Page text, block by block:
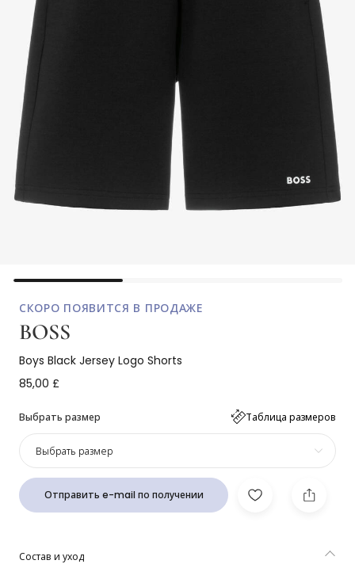
СКОРО ПОЯВИТСЯ В ПРОДАЖЕ
BOSS
Boys Black Jersey Logo Shorts
85,00 £
Выбрать размер Таблица размеров
Выбрать размер
Отправить e-mail по получении
Состав и уход